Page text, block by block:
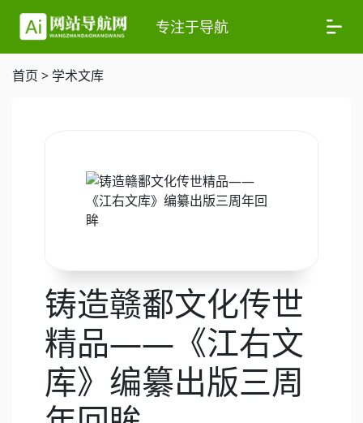
专注于导航
首页 > 学术文库
铸造赣鄱文化传世
精品——《江右文
库》编纂出版三周